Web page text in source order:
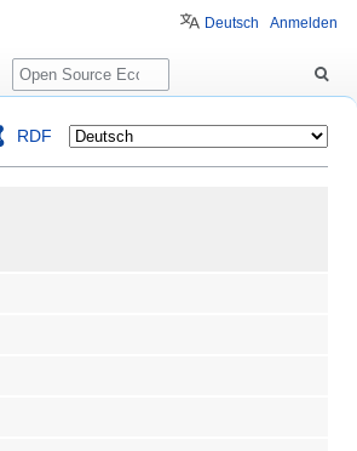
RDF
Deutsch Anmelden
Suche